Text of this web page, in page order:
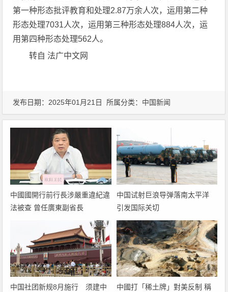
第一种形态批评教育和处理2.87万余人次，运用第二种
形态处理7031人次，运用第三种形态处理884人次，运
用第四种形态处理562人。
转自 法广中文网
发布日期：2025年01月21日 所属分类： 中国新闻
中國國開行前行長涉嚴重違紀違
法被查 曾任廣東副省長
中国试射巨浪导弹落南太平洋
引发国际关切
中国社团新规8月施行 须建中
中國打「稀土牌」對美反制 稱